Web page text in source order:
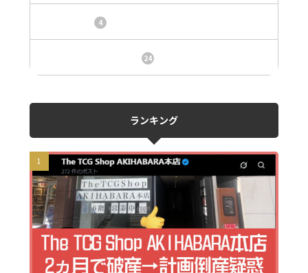
4
24
ランキング